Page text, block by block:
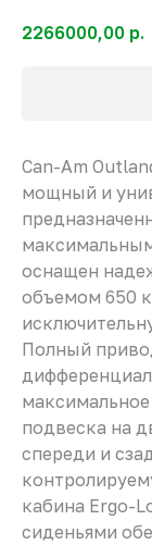
2266000,00 р.
Can-Am
мощный и
оснащен
объемом 650
Полный
подвеска на
спереди и
кабина Ergo-
сиденьями